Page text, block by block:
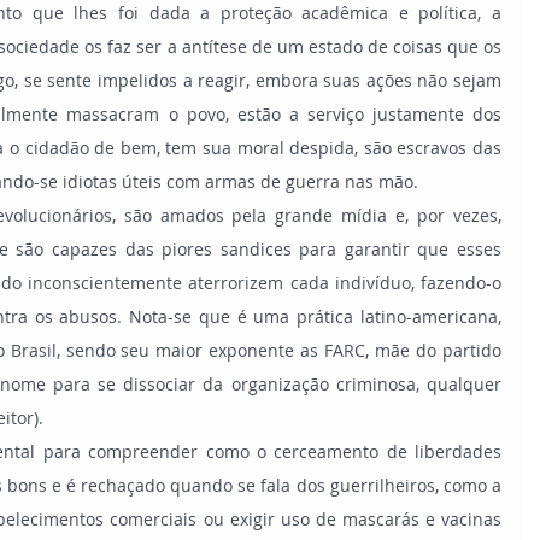
que lhes foi dada a proteção acadêmica e política, a
os faz ser a antítese de um estado de coisas que os
se sente impelidos a reagir, embora suas ações não sejam
massacram o povo, estão a serviço justamente dos
cidadão de bem, tem sua moral despida, são escravos das
se idiotas úteis com armas de guerra nas mão.
são capazes das piores sandices para garantir que esses
inconscientemente aterrorizem cada indivíduo, fazendo-o
os abusos. Nota-se que é uma prática latino-americana,
sendo seu maior exponente as FARC, mãe do partido
para se dissociar da organização criminosa, qualquer
e é rechaçado quando se fala dos guerrilheiros, como a
comerciais ou exigir uso de mascarás e vacinas